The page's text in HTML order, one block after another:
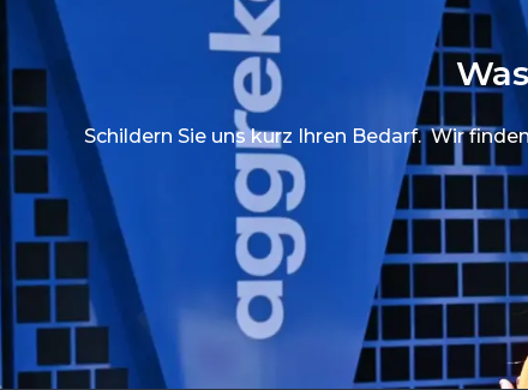
Schildern Sie uns kurz Ihren Bedarf. Wir